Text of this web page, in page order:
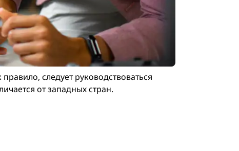
следует руководствоваться
от западных стран.